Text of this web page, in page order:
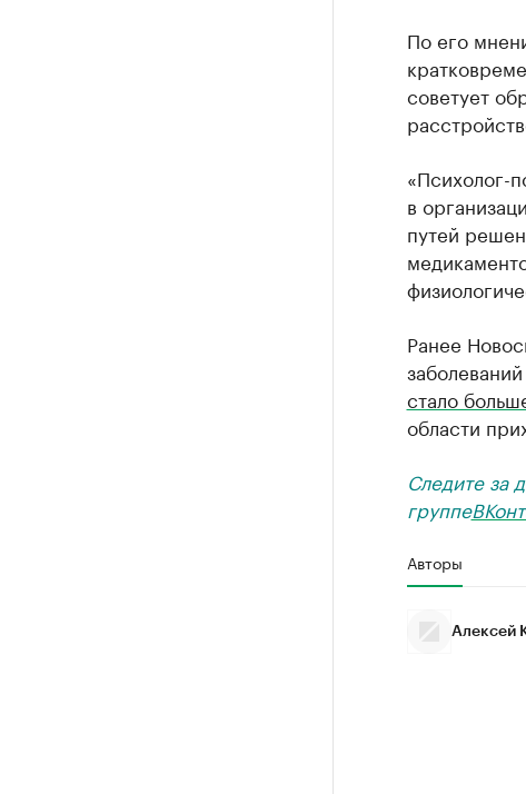
По его
советует
«Психолог-
в
путей
Ранее
стало
области
Следите за
группе
Авторы
Алексей